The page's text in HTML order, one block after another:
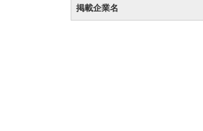
掲載企業名